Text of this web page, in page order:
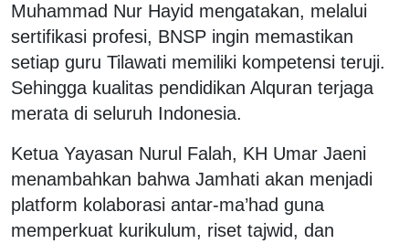
Muhammad Nur Hayid mengatakan, melalui
sertifikasi profesi, BNSP ingin memastikan
setiap guru Tilawati memiliki kompetensi teruji.
Sehingga kualitas pendidikan Alquran terjaga
merata di seluruh Indonesia.
Ketua Yayasan Nurul Falah, KH Umar Jaeni
menambahkan bahwa Jamhati akan menjadi
platform kolaborasi antar-ma’had guna
memperkuat kurikulum, riset tajwid, dan